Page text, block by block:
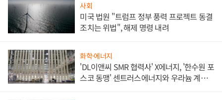
사회
미국 법원 "트럼프 정부 풍력 프로젝트 동결
조치는 위법", 해제 명령 내려
화학·에너지
'DL이앤씨 SMR 협력사' X에너지, '한수원 포
스코 동맹' 센트러스에너지와 우라늄 계약